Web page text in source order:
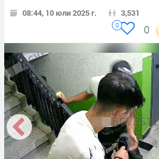
08:44, 10 юли 2025 г. 3,531
0
0